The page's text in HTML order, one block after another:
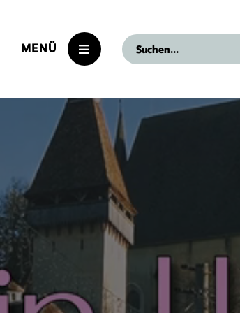
MENÜ